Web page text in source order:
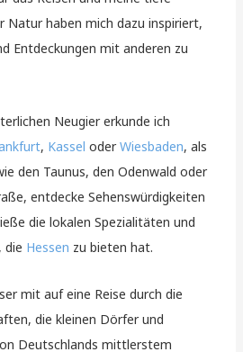
Natur haben mich dazu inspiriert,
Entdeckungen mit anderen zu
Neugier erkunde ich
, Kassel oderWiesbaden, als
den Taunus, den Odenwald oder
entdecke Sehenswürdigkeiten
die lokalen Spezialitäten und
die Hessen zu bieten hat.
mit auf eine Reise durch die
die kleinen Dörfer und
Deutschlands mittlerstem